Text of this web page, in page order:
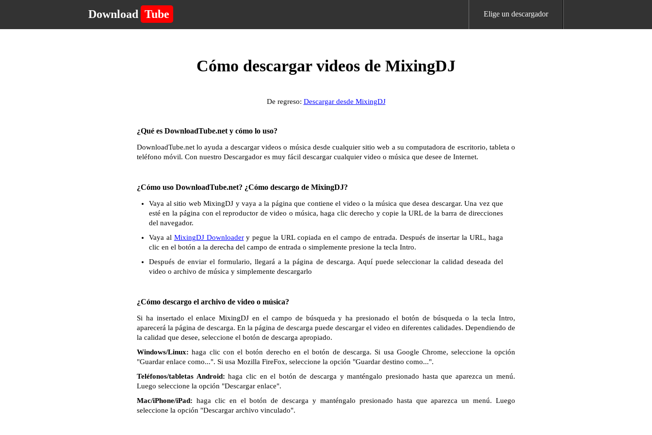
Download Tube Elige un descargador
Cómo descargar videos de MixingDJ
De regreso: Descargar desde MixingDJ
¿Qué es DownloadTube.net y cómo lo uso?
DownloadTube.net lo ayuda a descargar videos o música desde cualquier sitio web a su computadora de escritorio, tableta o
teléfono móvil. Con nuestro Descargador es muy fácil descargar cualquier video o música que desee de Internet.
¿Cómo uso DownloadTube.net? ¿Cómo descargo de MixingDJ?
Vaya al sitio web MixingDJ y vaya a la página que contiene el video o la música que desea descargar. Una vez que
esté en la página con el reproductor de video o música, haga clic derecho y copie la URL de la barra de direcciones
del navegador.
Vaya al MixingDJ Downloadery pegue la URL copiada en el campo de entrada. Después de insertar la URL, haga
clic en el botón a la derecha del campo de entrada o simplemente presione la tecla Intro.
Después de enviar el formulario, llegará a la página de descarga. Aquí puede seleccionar la calidad deseada del
video o archivo de música y simplemente descargarlo
¿Cómo descargo el archivo de video o música?
Si ha insertado el enlace MixingDJ en el campo de búsqueda y ha presionado el botón de búsqueda o la tecla Intro,
aparecerá la página de descarga. En la página de descarga puede descargar el video en diferentes calidades. Dependiendo de
la calidad que desee, seleccione el botón de descarga apropiado.
Windows/Linux: haga clic con el botón derecho en el botón de descarga. Si usa Google Chrome, seleccione la opción
"Guardar enlace como...". Si usa Mozilla FireFox, seleccione la opción "Guardar destino como...".
Teléfonos/tabletas Android: haga clic en el botón de descarga y manténgalo presionado hasta que aparezca un menú.
Luego seleccione la opción "Descargar enlace".
Mac/iPhone/iPad: haga clic en el botón de descarga y manténgalo presionado hasta que aparezca un menú. Luego
seleccione la opción "Descargar archivo vinculado".